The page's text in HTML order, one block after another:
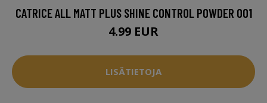
CATRICE ALL MATT PLUS SHINE CONTROL POWDER 001
4.99 EUR
LISÄTIETOJA